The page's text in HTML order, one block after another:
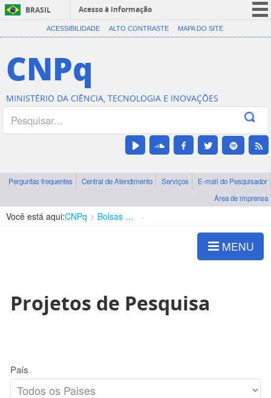
BRASIL
Acesso à informação
CORONAVÍRUS (COVID-19)
Canais
ACESSIBILIDADE ALTO CONTRASTE MAPA DO SITE
CNPq
MINISTÉRIO DA CIÊNCIA, TECNOLOGIA E INOVAÇÕES
Perguntas frequentes Central de Atendimento Serviços
E-mail do Pesquisador
Área de imprensa
Você está aqui:CNPq Bolsas e Auxílios Vigentes
MENU
Projetos de Pesquisa
País